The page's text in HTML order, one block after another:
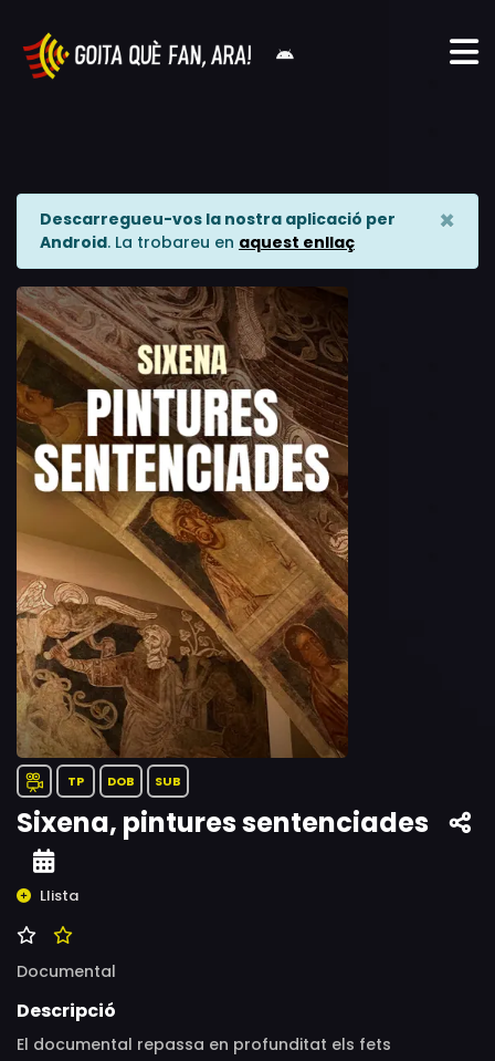
Descarregueu-vos la nostra aplicació per
Android. La trobareu en aquest enllaç
×
TP DOB SUB
Sixena, pintures sentenciades
Llista
Documental
Descripció
El documental repassa en profunditat els fets